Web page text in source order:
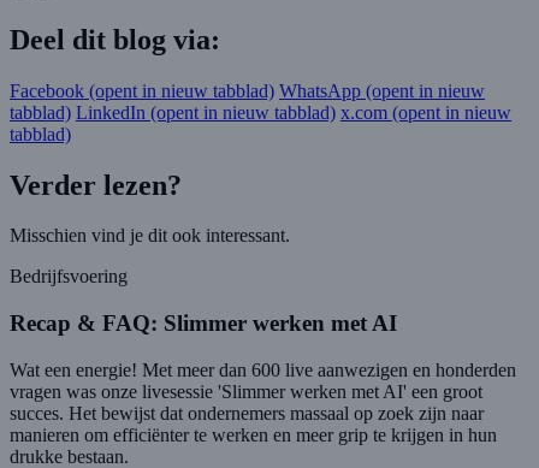
Deel dit blog via:
Facebook (opent in nieuw tabblad) WhatsApp (opent in nieuw
tabblad) LinkedIn (opent in nieuw tabblad) x.com (opent in nieuw
tabblad)
Verder lezen?
Misschien vind je dit ook interessant.
Bedrijfsvoering
Recap & FAQ: Slimmer werken met AI
Wat een energie! Met meer dan 600 live aanwezigen en honderden
vragen was onze livesessie 'Slimmer werken met AI' een groot
succes. Het bewijst dat ondernemers massaal op zoek zijn naar
manieren om efficiënter te werken en meer grip te krijgen in hun
drukke bestaan.